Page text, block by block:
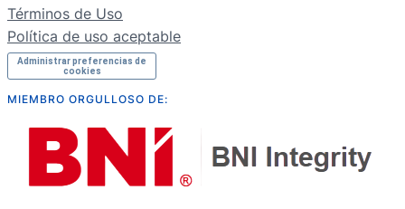
Términos de Uso
Política de uso aceptable
Administrar preferencias de
cookies
MIEMBRO ORGULLOSO DE: